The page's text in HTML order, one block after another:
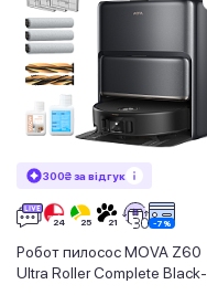
300₴ за відгук
Робот пилосос MOVA Z60
Ultra Roller Complete Black-